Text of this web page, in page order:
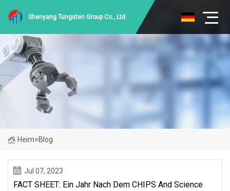
Shenyang Tungsten Group Co., Ltd
Heim>Blog
Jul 07, 2023
FACT SHEET: Ein Jahr Nach Dem CHIPS And Science